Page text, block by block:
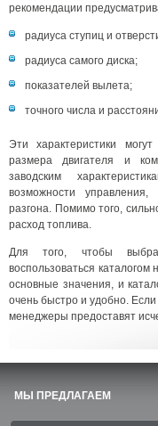
рекомендации
радиуса ступиц и
радиуса самого диска;
показателей вылета;
точного числа и
Эти характеристики
размера двигателя и
заводским
возможности
разгона. Помимо того,
расход топлива.
Для того, чтобы
воспользоваться
основные значения, и
очень быстро и удобно.
менеджеры предоставят
МЫ ПРЕДЛАГАЕМ